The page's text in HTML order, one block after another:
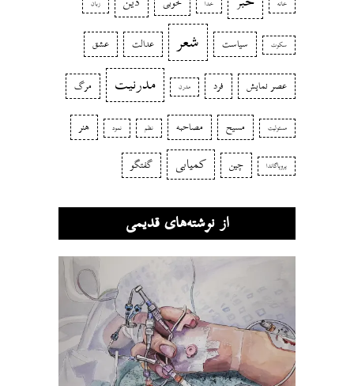
خانه خدا زبان
سکوت سیاست شعر عدالت عشق
عصر نمایش فرد مدرن مدرنیت مرگ
مسئولیت مسیح مصاحبه نظم نمود هنر
پروپاگاندا چین کمیابی گفتگو
از نوشته‌های قدیمی